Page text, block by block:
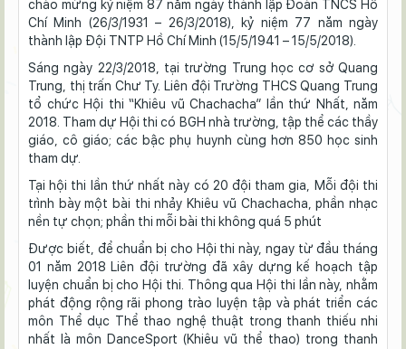
chào mừng kỷ niệm 87 năm ngày thành lập Đoàn TNCS Hồ
Chí Minh (26/3/1931 – 26/3/2018), kỷ niệm 77 năm ngày
thành lập Đội TNTP Hồ Chí Minh (15/5/1941 – 15/5/2018).
Sáng ngày 22/3/2018, tại trường Trung học cơ sở Quang
Trung, thị trấn Chư Ty. Liên đội Trường THCS Quang Trung
tổ chức Hội thi “Khiêu vũ Chachacha” lần thứ Nhất, năm
2018. Tham dự Hội thi có BGH nhà trường, tập thể các thầy
giáo, cô giáo; các bậc phụ huynh cùng hơn 850 học sinh
tham dự.
Tại hội thi lần thứ nhất này có 20 đội tham gia, Mỗi đội thi
trình bày một bài thi nhảy Khiêu vũ Chachacha, phần nhạc
nền tự chọn; phần thi mỗi bài thi không quá 5 phút
Được biết, để chuẩn bị cho Hội thi này, ngay từ đầu tháng
01 năm 2018 Liên đội trường đã xây dựng kế hoạch tập
luyện chuẩn bị cho Hội thi. Thông qua Hội thi lần này, nhằm
phát động rộng rãi phong trào luyện tập và phát triển các
môn Thể dục Thể thao nghệ thuật trong thanh thiếu nhi
nhất là môn DanceSport (Khiêu vũ thể thao) trong thanh